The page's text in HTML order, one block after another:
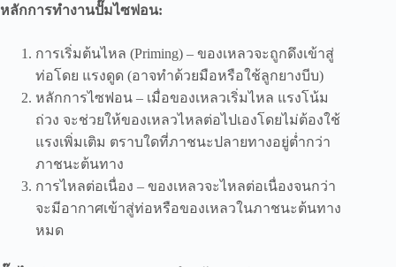
หลักการทำงานปั๊มไซฟอน:
การเริ่มต้นไหล (Priming) – ของเหลวจะถูกดึงเข้าสู่
ท่อโดย แรงดูด (อาจทำด้วยมือหรือใช้ลูกยางบีบ)
หลักการไซฟอน – เมื่อของเหลวเริ่มไหล แรงโน้ม
ถ่วง จะช่วยให้ของเหลวไหลต่อไปเองโดยไม่ต้องใช้
แรงเพิ่มเติม ตราบใดที่ภาชนะปลายทางอยู่ต่ำกว่า
ภาชนะต้นทาง
การไหลต่อเนื่อง – ของเหลวจะไหลต่อเนื่องจนกว่า
จะมีอากาศเข้าสู่ท่อหรือของเหลวในภาชนะต้นทาง
หมด